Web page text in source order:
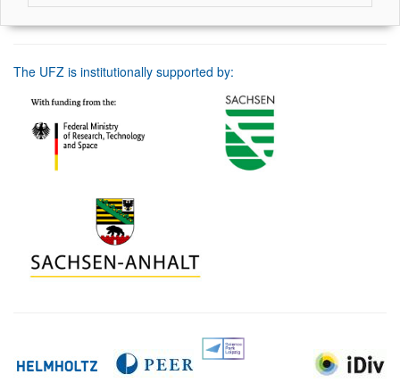
The UFZ is institutionally supported by: